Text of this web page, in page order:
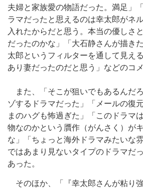
夫婦と家族愛の物語だった。満足」
ラマだったと思えるのは幸太郎がネ
入れたからだと思う。本当の優しさ
だったのかな」「大石静さんが描き
太郎というフィルターを通して見え
あり妻だったのだと思う」などのコ
また、「そこが狙いでもあるんだ
ゾするドラマだった」「メールの復
まのハグも怖過ぎた」「このドラマ
物なのかという贋作（がんさく）が
な」「ちょっと海外ドラマみたいな
ではあまり見ないタイプのドラマだ
あった。
そのほか、「『幸太郎さんが粘り